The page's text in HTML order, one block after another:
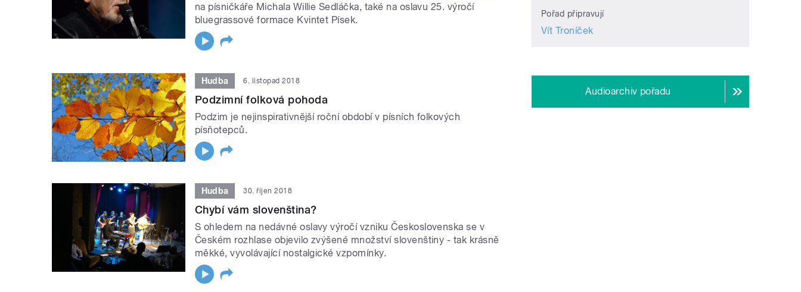
na písničkáře Michala Willie Sedláčka, také na oslavu 25. výročí
bluegrassové formace Kvintet Písek.
Hudba 6. listopad 2018
Podzimní folková pohoda
Podzim je nejinspirativnější roční období v písních folkových
písňotepců.
Hudba 30. říjen 2018
Chybí vám slovenština?
S ohledem na nedávné oslavy výročí vzniku Československa se v
Českém rozhlase objevilo zvýšené množství slovenštiny - tak krásně
měkké, vyvolávající nostalgické vzpomínky.
Pořad připravují
Vít Troníček
Audioarchiv pořadu